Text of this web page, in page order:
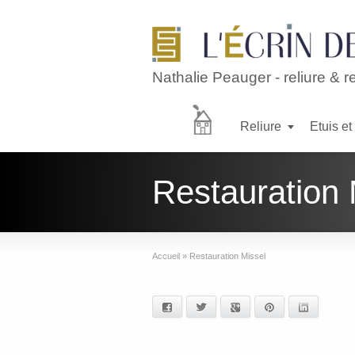
Nathalie Peauger - reliure &
Reliure Etuis
Restauration
Accueil » Restauration Missel
Facebook Twitter Google+ Pinterest